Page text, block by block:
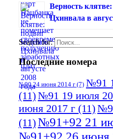
Верность
Цхинвала в
Search for:
Последние номера
№90 24 июня 2014 г (7) №91
(11)№91 19 июля
июня 2017 г (11)
(11)№91+92 21
№91+92 26 июня